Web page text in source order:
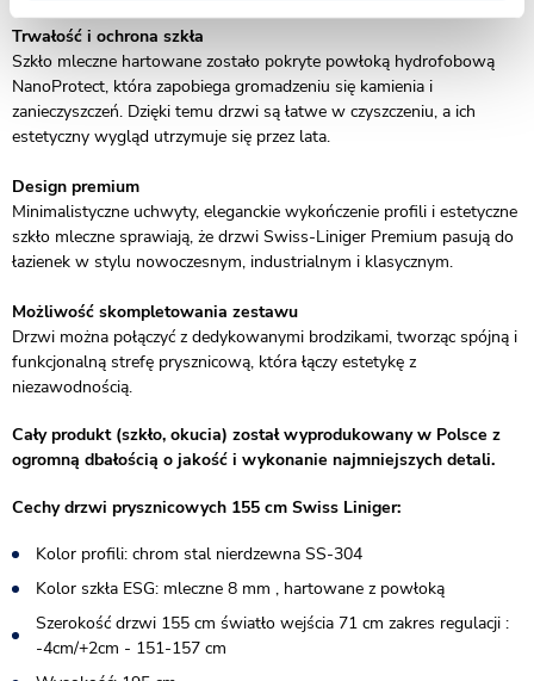
Trwałość i ochrona szkła
Szkło mleczne hartowane zostało pokryte powłoką hydrofobową
NanoProtect, która zapobiega gromadzeniu się kamienia i
zanieczyszczeń. Dzięki temu drzwi są łatwe w czyszczeniu, a ich
estetyczny wygląd utrzymuje się przez lata.
Design premium
Minimalistyczne uchwyty, eleganckie wykończenie profili i estetyczne
szkło mleczne sprawiają, że drzwi Swiss-Liniger Premium pasują do
łazienek w stylu nowoczesnym, industrialnym i klasycznym.
Możliwość skompletowania zestawu
Drzwi można połączyć z dedykowanymi brodzikami, tworząc spójną i
funkcjonalną strefę prysznicową, która łączy estetykę z
niezawodnością.
Cały produkt (szkło, okucia) został wyprodukowany w Polsce z
ogromną dbałością o jakość i wykonanie najmniejszych detali.
Cechy drzwi prysznicowych 155 cm Swiss Liniger:
Kolor profili: chrom stal nierdzewna SS-304
Kolor szkła ESG: mleczne 8 mm , hartowane z powłoką
Szerokość drzwi 155 cm światło wejścia 71 cm zakres regulacji :
-4cm/+2cm - 151-157 cm